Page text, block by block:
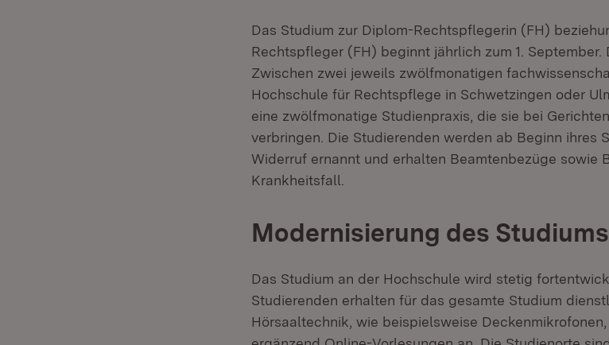
Das Studium zur Diplom-Rechtspflegerin (FH)
Rechtspfleger (FH) beginnt jährlich zum 1. September.
Zwischen zwei jeweils zwölfmonatigen
Hochschule für Rechtspflege in Schwetzingen oder
eine zwölfmonatige Studienpraxis, die sie bei
verbringen. Die Studierenden werden ab Beginn ihres
Widerruf ernannt und erhalten Beamtenbezüge sowie
Krankheitsfall.
Modernisierung des Studiums
Das Studium an der Hochschule wird stetig
Studierenden erhalten für das gesamte Studium
Hörsaaltechnik, wie beispielsweise